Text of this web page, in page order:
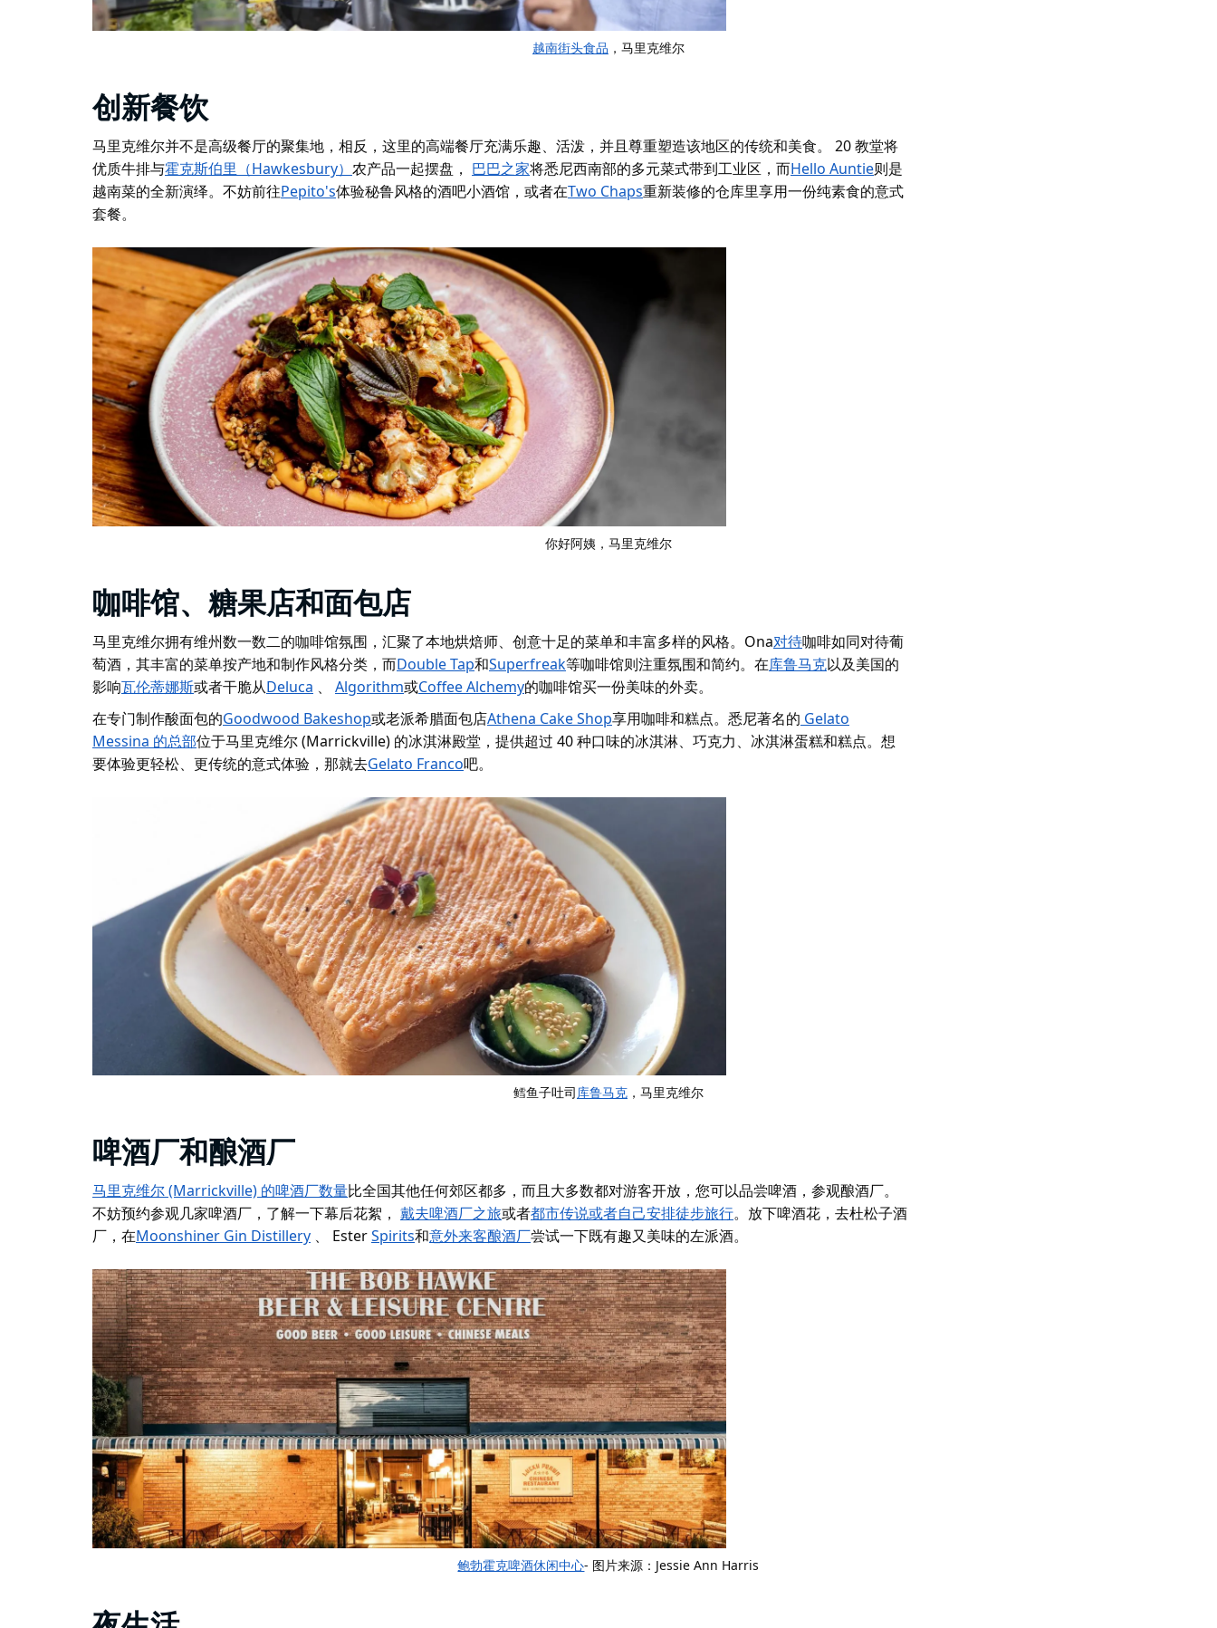
越南街头食品 ，马里克维尔
创新餐饮
马里克维尔并不是高级餐厅的聚集地，相反，这里的高端餐厅充满乐趣、活泼，并且尊重塑造该地区的传统和美食。 20 教堂将
优质牛排与霍克斯伯里（Hawkesbury） 农产品一起摆盘， 巴巴之家将悉尼西南部的多元菜式带到工业区，而Hello Auntie则是
越南菜的全新演绎。不妨前往Pepito's体验秘鲁风格的酒吧小酒馆，或者在Two Chaps重新装修的仓库里享用一份纯素食的意式
套餐。
你好阿姨，马里克维尔
咖啡馆、糖果店和面包店
马里克维尔拥有维州数一数二的咖啡馆氛围，汇聚了本地烘焙师、创意十足的菜单和丰富多样的风格。Ona对待咖啡如同对待葡
萄酒，其丰富的菜单按产地和制作风格分类，而Double Tap和Superfreak等咖啡馆则注重氛围和简约。在库鲁马克以及美国的
影响瓦伦蒂娜斯或者干脆从Deluca 、 Algorithm或Coffee Alchemy的咖啡馆买一份美味的外卖。
在专门制作酸面包的Goodwood Bakeshop或老派希腊面包店Athena Cake Shop享用咖啡和糕点。悉尼著名的 Gelato
Messina 的总部位于马里克维尔 (Marrickville) 的冰淇淋殿堂，提供超过 40 种口味的冰淇淋、巧克力、冰淇淋蛋糕和糕点。想
要体验更轻松、更传统的意式体验，那就去Gelato Franco吧。
鳕鱼子吐司库鲁马克，马里克维尔
啤酒厂和酿酒厂
马里克维尔 (Marrickville) 的啤酒厂数量比全国其他任何郊区都多，而且大多数都对游客开放，您可以品尝啤酒，参观酿酒厂。
不妨预约参观几家啤酒厂，了解一下幕后花絮， 戴夫啤酒厂之旅或者都市传说或者自己安排徒步旅行。放下啤酒花，去杜松子酒
厂，在Moonshiner Gin Distillery 、 EsterSpirits和意外来客酿酒厂尝试一下既有趣又美味的左派酒。
鲍勃霍克啤酒休闲中心- 图片来源：Jessie Ann Harris